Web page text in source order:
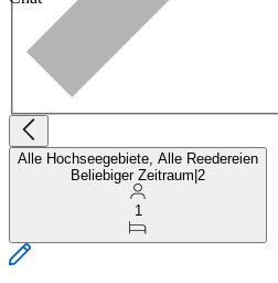
Alle Hochseegebiete, Alle Reedereien
Beliebiger Zeitraum 2
1